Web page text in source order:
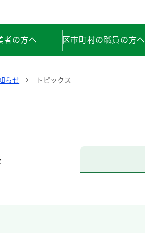
者の方へ 区市町村の職員の方へ
らせ トピックス